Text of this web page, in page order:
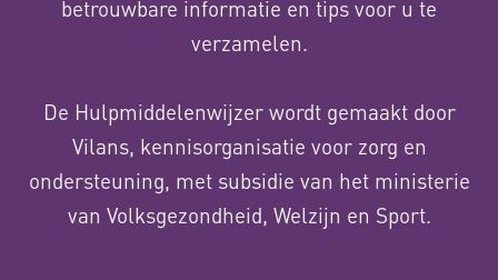
betrouwbare informatie en tips voor u te
verzamelen.
De Hulpmiddelenwijzer wordt gemaakt door
Vilans, kennisorganisatie voor zorg en
ondersteuning, met subsidie van het ministerie
van Volksgezondheid, Welzijn en Sport.